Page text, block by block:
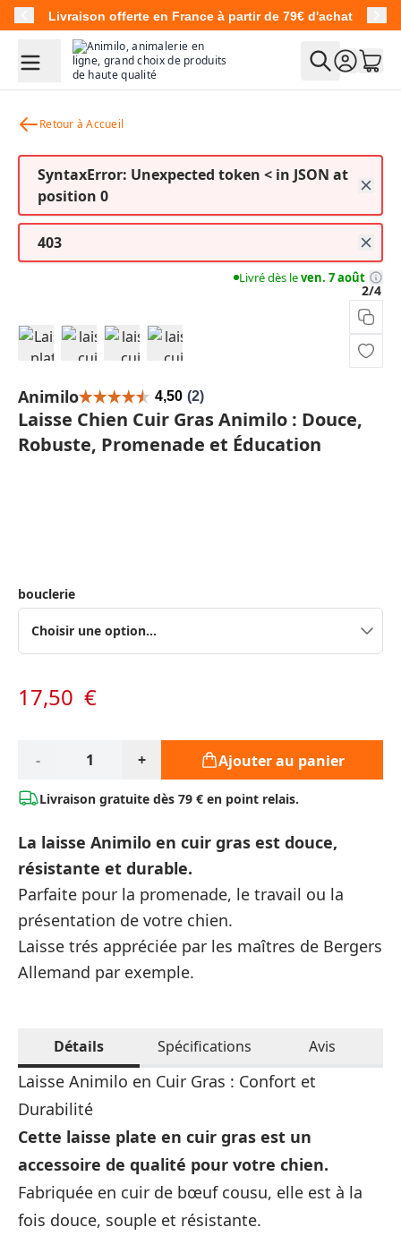
Allez au contenu
Livraison offerte en France à partir de 79€ d'achat
Retour à Accueil
SyntaxError: Unexpected token < in JSON at
position 0
403
Laisse Chien Cuir Gras Animilo : Douce,
Robuste, Promenade et Éducation
Animilo
2/4
View larger image
View larger image
View larger image
View larger image
Livré dès leven. 7 août
bouclerie
À partir de:
17,50 €
- + Ajouter au panier
Livraison gratuite dès 79 € en point relais.
La laisse Animilo en cuir gras est douce,
résistante et durable.
Parfaite pour la promenade, le travail ou la
présentation de votre chien.
Laisse trés appréciée par les maîtres de Bergers
Allemand par exemple.
Détails Spécifications Avis
Laisse Animilo en Cuir Gras : Confort et
Durabilité
Cette laisse plate en cuir gras est un
accessoire de qualité pour votre chien.
Fabriquée en cuir de bœuf cousu, elle est à la
fois douce, souple et résistante.